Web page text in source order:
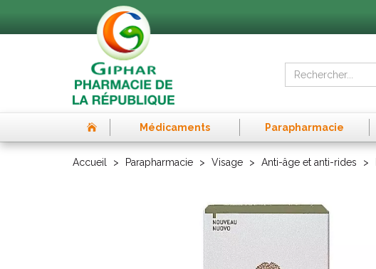
Médicaments Parapharmacie
Accueil Parapharmacie Visage Anti-âge et anti-rides